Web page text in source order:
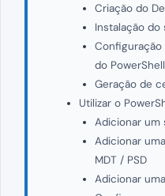
Criação do
Instalação do
Configuração
do PowerShell
Geração de
Utilizar o
Adicionar um
Adicionar
MDT / PSD
Adicionar